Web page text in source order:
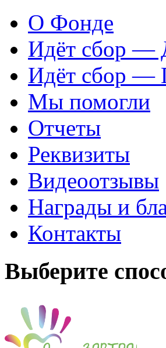
О Фонде
Идёт сбор
Идёт сбор
Мы помогли
Отчеты
Реквизиты
Видеоотзывы
Награды и
Контакты
Выберите